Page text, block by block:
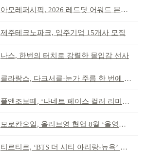
아모레퍼시픽, 2026 레드닷 어워드 본상 2개 수상
제주테크노파크, 입주기업 15개사 모집
나스, 한번의 터치로 강렬한 몰입감 선사
클라랑스, 다크서클·눈가 주름 한 번에 더블 케어
폴앤조보떼, ‘나네트 페이스 컬러 리미티드’ 출시
모로칸오일, 올리브영 협업 8월 ‘올영픽’ 선정
티르티르, ‘BTS 더 시티 아리랑-뉴욕’ 참여